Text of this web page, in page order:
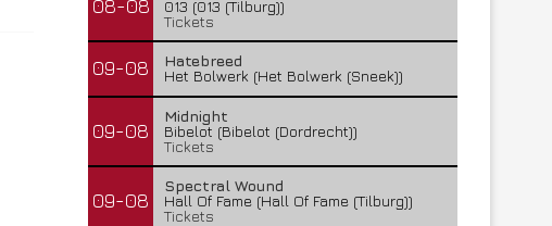
08-08
013 (013 (Tilburg))
Tickets
09-08
Hatebreed
Het Bolwerk (Het Bolwerk (Sneek))
09-08
Midnight
Bibelot (Bibelot (Dordrecht))
Tickets
09-08
Spectral Wound
Hall Of Fame (Hall Of Fame (Tilburg))
Tickets